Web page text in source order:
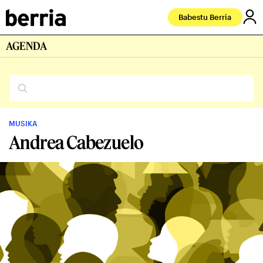
Babestu Berria
AGENDA
MUSIKA
Andrea Cabezuelo